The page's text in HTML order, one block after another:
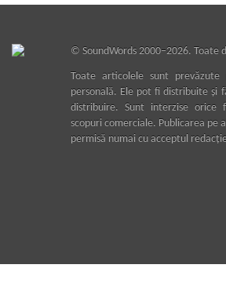
© SoundWords2000–2026. Toate
Toate articolele sunt prevăzute
personală. Ele pot fi distribuite şi
distribuire. Sunt interzise orice
scopuri comerciale. Publicarea pe
permisă numai cu acceptul